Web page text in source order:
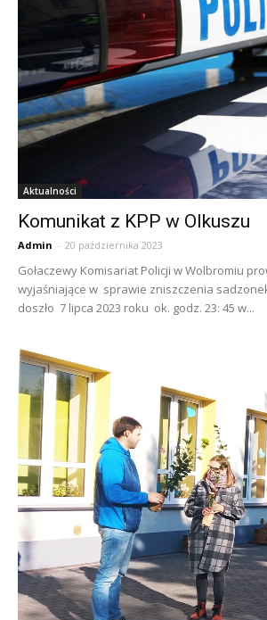
Aktualności
Komunikat z KPP w Olkuszu
Admin - 20 października 2023
Gołaczewy Komisariat Policji w Wolbromiu
wyjaśniające w sprawie zniszczenia
doszło 7 lipca 2023 roku ok. godz. 23: 45 w...